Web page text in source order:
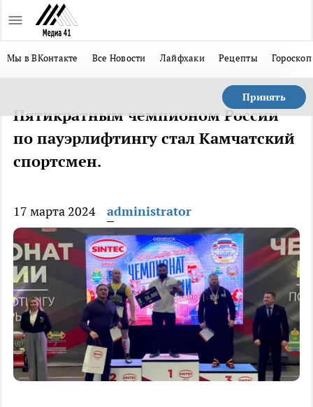
Мы в ВКонтакте Все Новости Лайфхаки Рецепты Гороскоп
Принять
Пятикратным чемпионом России
по пауэрлифтингу стал Камчатский
спортсмен.
17 марта 2024 administrator